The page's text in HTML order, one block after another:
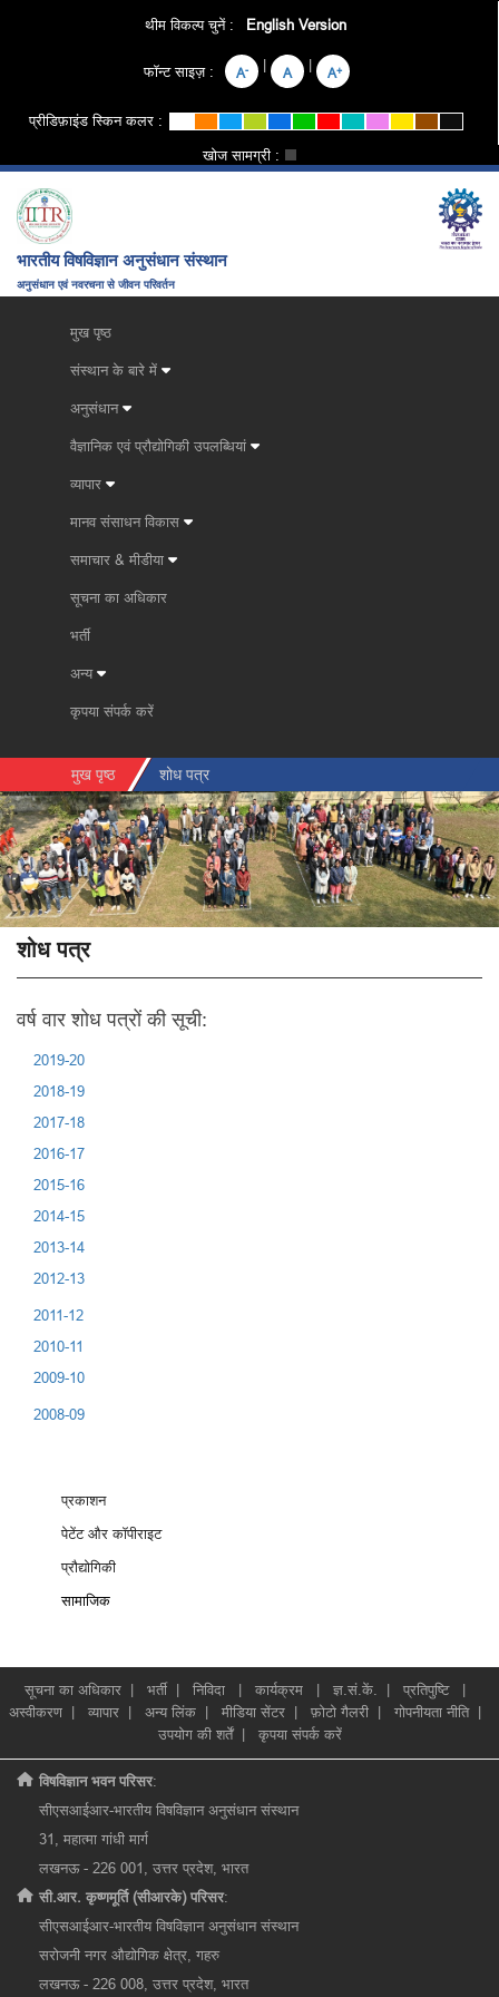
थीम विकल्प चुनें : English Version
फॉन्ट साइज़ : A- | A | A+
प्रीडिफ़ाइंड स्किन कलर :
खोज सामग्री :
भारतीय विषविज्ञान अनुसंधान संस्थान
अनुसंधान एवं नवरचना से जीवन परिवर्तन
मुख पृष्ठ
संस्थान के बारे में
अनुसंधान
वैज्ञानिक एवं प्रौद्योगिकी उपलब्धियां
व्यापार
मानव संसाधन विकास
समाचार & मीडीया
सूचना का अधिकार
भर्ती
अन्य
कृपया संपर्क करें
मुख पृष्ठ शोध पत्र
शोध पत्र
वर्ष वार शोध पत्रों की सूची:
2019-20
2018-19
2017-18
2016-17
2015-16
2014-15
2013-14
2012-13
2011-12
2010-11
2009-10
2008-09
प्रकाशन
पेटेंट और कॉपीराइट
प्रौद्योगिकी
सामाजिक
सूचना का अधिकार | भर्ती | निविदा | कार्यक्रम | ज्ञ.सं.कें. | प्रतिपुष्टि|
अस्वीकरण | व्यापार | अन्य लिंक | मीडिया सेंटर | फ़ोटो गैलरी | गोपनीयता नीति|
उपयोग की शर्तें| कृपया संपर्क करें
विषविज्ञान भवन परिसर:
सीएसआईआर-भारतीय विषविज्ञान अनुसंधान संस्थान
31, महात्मा गांधी मार्ग
लखनऊ - 226 001, उत्तर प्रदेश, भारत
सी.आर. कृष्णमूर्ति (सीआरके) परिसर:
सीएसआईआर-भारतीय विषविज्ञान अनुसंधान संस्थान
सरोजनी नगर औद्योगिक क्षेत्र, गहरु
लखनऊ - 226 008, उत्तर प्रदेश, भारत